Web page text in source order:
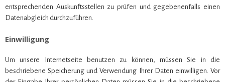
entsprechenden Auskunftsstellen zu prüfen und gegebenenfalls einen
Datenabgleich durchzuführen.
Einwilligung
Um unsere Internetseite benutzen zu können, müssen Sie in die
beschriebene Speicherung und Verwendung Ihrer Daten einwilligen. Vor